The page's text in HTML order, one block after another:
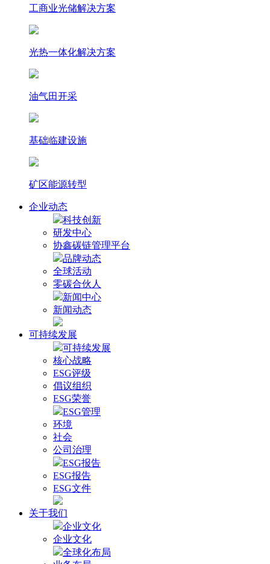
⼯商业光储解决⽅案
光热⼀体化解决⽅案
油气田开采
基础临建设施
矿区能源转型
企业动态
科技创新
研发中心
协鑫碳链管理平台
品牌动态
全球活动
零碳合伙人
新闻中心
新闻动态
可持续发展
可持续发展
核心战略
ESG评级
倡议组织
ESG荣誉
ESG管理
环境
社会
公司治理
ESG报告
ESG报告
ESG文件
关于我们
企业文化
企业文化
全球化布局